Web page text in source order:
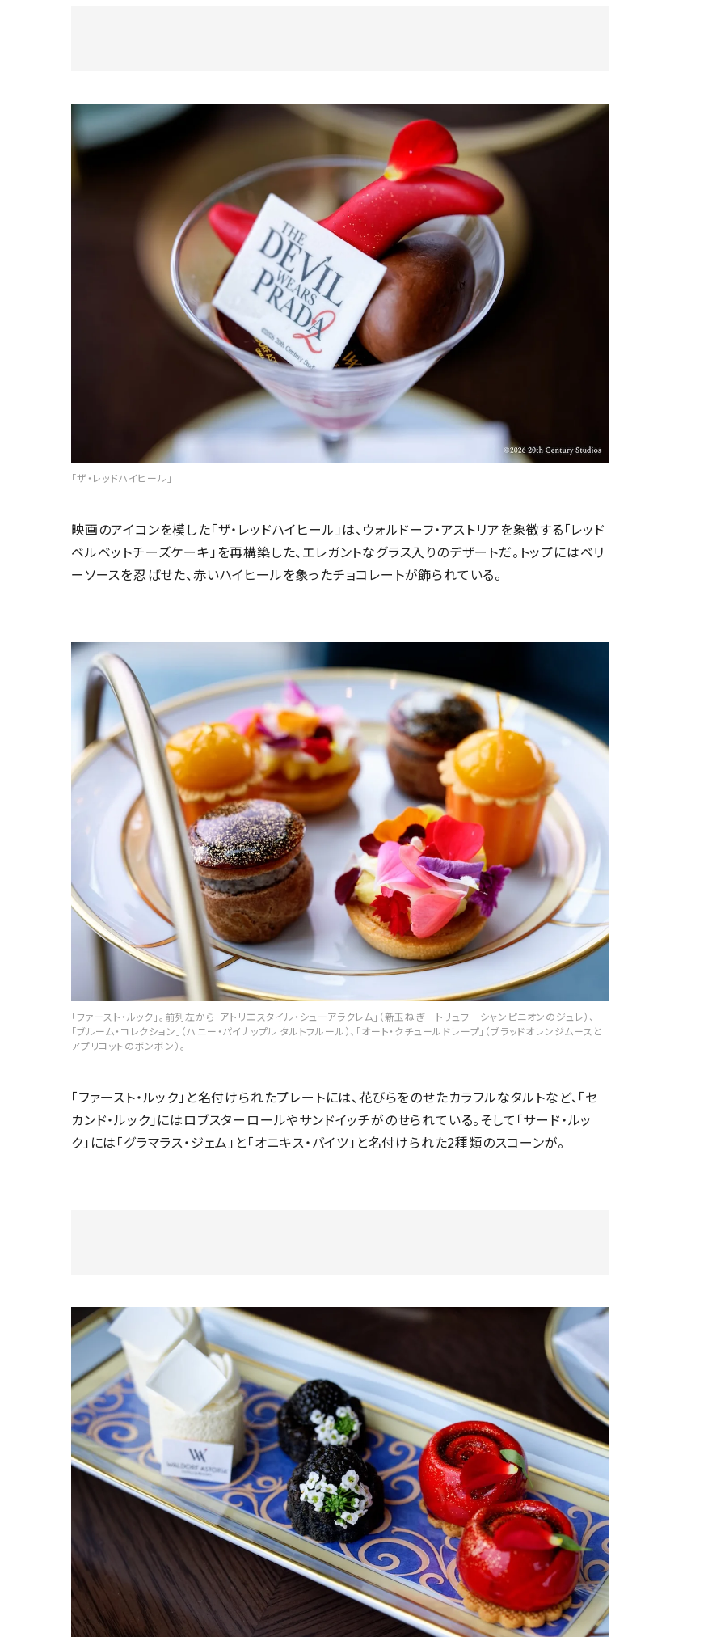
「ザ・レッドハイヒール」
映画のアイコンを模した「ザ・レッドハイヒール」は、ウォルドーフ・アストリアを象徴する「レッド
ベルベットチーズケーキ」を再構築した、エレガントなグラス入りのデザートだ。トップにはベリ
ーソースを忍ばせた、赤いハイヒールを象ったチョコレートが飾られている。
「ファースト・ルック」。前列左から「アトリエスタイル・シューアラクレム」（新玉ねぎ トリュフ シャンピニオンのジュレ）、
「ブルーム・コレクション」（ハニー・パイナップル タルトフルール）、「オート・クチュールドレープ」（ブラッドオレンジムースと
アプリコットのボンボン）。
「ファースト・ルック」と名付けられたプレートには、花びらをのせたカラフルなタルトなど、「セ
カンド・ルック」にはロブスターロールやサンドイッチがのせられている。そして「サード・ルッ
ク」には「グラマラス・ジェム」と「オニキス・バイツ」と名付けられた2種類のスコーンが。